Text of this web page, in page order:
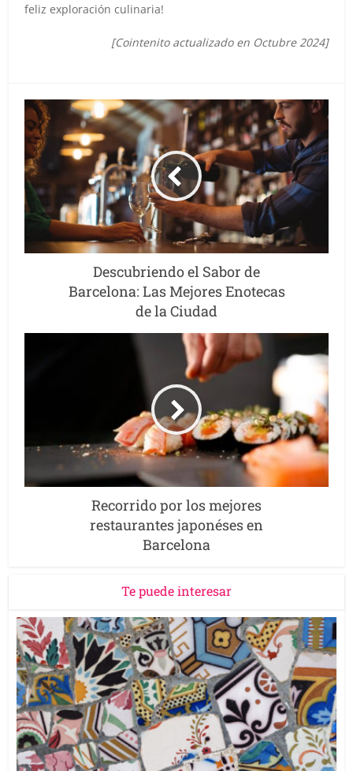
feliz exploración culinaria!
[Cointenito actualizado en Octubre 2024]
Descubriendo el Sabor de
Barcelona: Las Mejores Enotecas
de la Ciudad
Recorrido por los mejores
restaurantes japonéses en
Barcelona
Te puede interesar